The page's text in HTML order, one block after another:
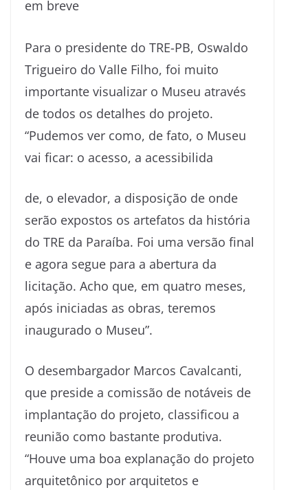
Para o presidente do TRE-PB, Oswaldo
Trigueiro do Valle Filho, foi muito
importante visualizar o Museu através
de todos os detalhes do projeto.
“Pudemos ver como, de fato, o Museu
vai ficar: o acesso, a acessibilida
de, o elevador, a disposição de onde
serão expostos os artefatos da história
do TRE da Paraíba. Foi uma versão final
e agora segue para a abertura da
licitação. Acho que, em quatro meses,
após iniciadas as obras, teremos
inaugurado o Museu”.
O desembargador Marcos Cavalcanti,
que preside a comissão de notáveis de
implantação do projeto, classificou a
reunião como bastante produtiva.
“Houve uma boa explanação do projeto
arquitetônico por arquitetos e